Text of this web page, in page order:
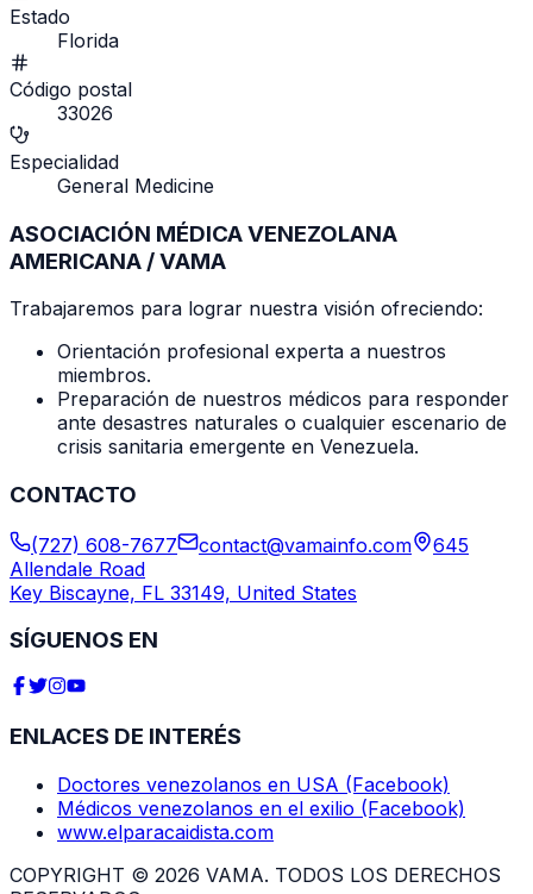
Estado
Florida
Código postal
33026
Especialidad
General Medicine
ASOCIACIÓN MÉDICA VENEZOLANA
AMERICANA / VAMA
Trabajaremos para lograr nuestra visión ofreciendo:
Orientación profesional experta a nuestros
miembros.
Preparación de nuestros médicos para responder
ante desastres naturales o cualquier escenario de
crisis sanitaria emergente en Venezuela.
CONTACTO
(727) 608-7677 contact@vamainfo.com
645
Allendale Road
Key Biscayne, FL 33149, United States
SÍGUENOS EN
ENLACES DE INTERÉS
Doctores venezolanos en USA (Facebook)
Médicos venezolanos en el exilio (Facebook)
www.elparacaidista.com
COPYRIGHT © 2026 VAMA. TODOS LOS DERECHOS